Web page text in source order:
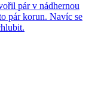
pár v nádhernou
pár korun. Navíc se